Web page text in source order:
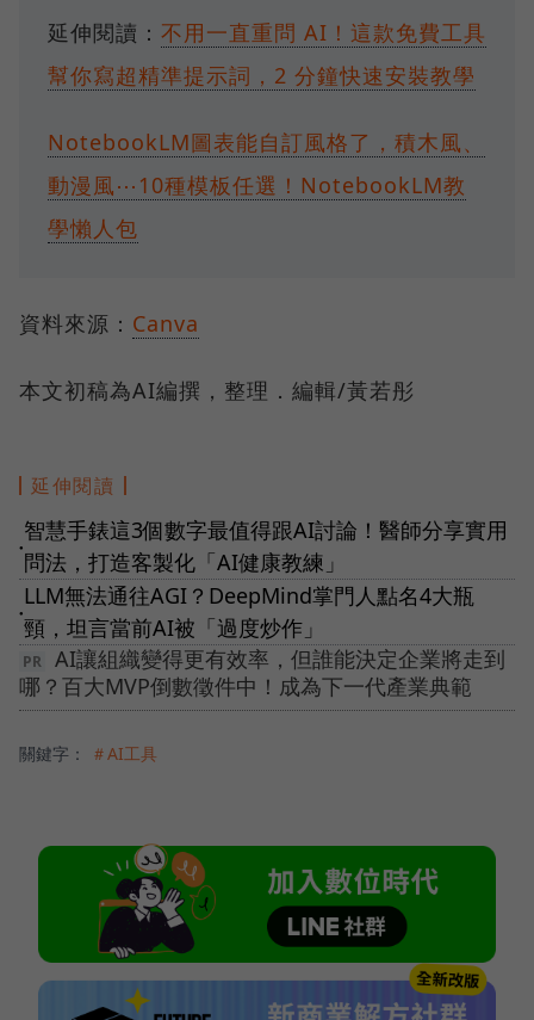
延伸閱讀： 不用一直重問 AI！這款免費工具
幫你寫超精準提示詞，2 分鐘快速安裝教學
NotebookLM圖表能自訂風格了，積木風、
動漫風⋯10種模板任選！NotebookLM教
學懶人包
資料來源： Canva
本文初稿為AI編撰，整理．編輯/黃若彤
延伸閱讀
●
智慧手錶這3個數字最值得跟AI討論！醫師分享實用
問法，打造客製化「AI健康教練」
●
LLM無法通往AGI？DeepMind掌門人點名4大瓶
頸，坦言當前AI被「過度炒作」
AI讓組織變得更有效率，但誰能決定企業將走到
哪？百大MVP倒數徵件中！成為下一代產業典範
關鍵字： ＃AI工具